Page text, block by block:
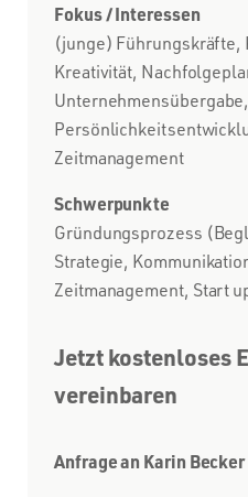
Fokus / Interessen
(junge) Führungskräfte,
Kreativität,
Zeitmanagement
Schwerpunkte
Gründungsprozess
Strategie,
Zeitmanagement, Start
Jetzt kostenloses
vereinbaren
Anfrage an Karin Becker